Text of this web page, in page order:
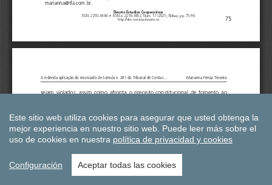
Este sitio web utiliza cookies para asegurar que usted obtenga la
mejor experiencia en nuestro sitio web. Puede leer más sobre el
uso de cookies en nuestra política de privacidad y cookies
Configuración Aceptar todas las cookies